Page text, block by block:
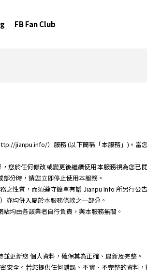
FB Fan Club
jianpu.info/）服務 (以下簡稱「本服務」)。當
您於任何修改或變更後繼續使用本服務視為您
分時，請您立即停止使用本服務。
性質，而須遵守簡單有譜 Jianpu Info 所另行公
亦均併入屬於本服務條款之一部分。
均由各該業者自行負責，與本服務無關。
更新您 個人資料，確保其為正確、最新及完整。
安全。若您提供任何錯誤、不實、不完整的資料